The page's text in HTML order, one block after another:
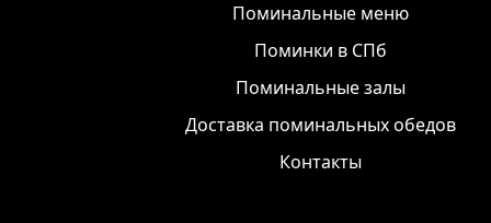
Поминальные меню
Поминки в СПб
Поминальные залы
Доставка поминальных обедов
Контакты